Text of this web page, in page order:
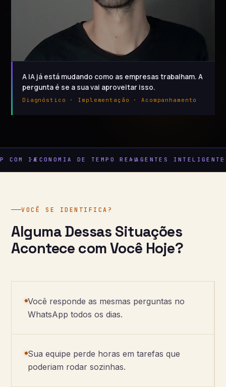
A IA já está mudando como as empresas trabalham. A
pergunta é se a sua vai aproveitar isso.
Diagnóstico · Implementação · Acompanhamento
COM IAECONOMIA DE TEMPO REALAGENTES INTELIGENTES
VOCÊ SE IDENTIFICA?
Alguma Dessas Situações
Acontece com Você Hoje?
Você responde as mesmas perguntas no
WhatsApp todos os dias.
Sua equipe perde horas em tarefas que
poderiam rodar sozinhas.